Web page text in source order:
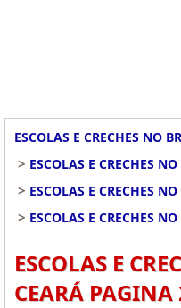
ESCOLAS E CRECHES NO
> ESCOLAS E CRECHES
> ESCOLAS E CRECHES
> ESCOLAS E CRECHES
ESCOLAS E
CEARÁ PAGINA